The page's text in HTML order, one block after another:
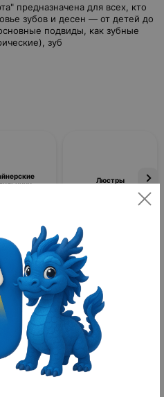
предназначена для всех, кто
зубов и десен — от детей до
подвиды, как зубные
Люстры
По популярности
рта
мероприятий и средств,